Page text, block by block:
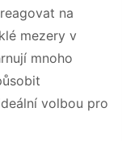
na
mezery v
mnoho
volbou pro